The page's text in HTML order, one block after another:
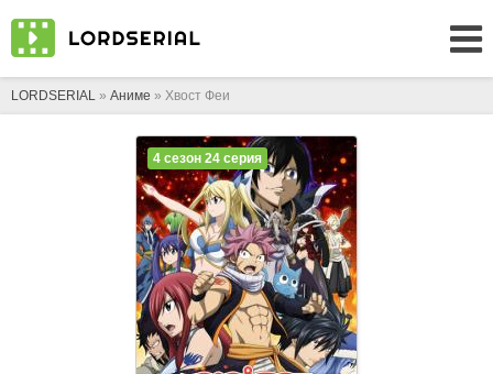
LORDSERIAL » Аниме » Хвост Феи
4 сезон 24 серия